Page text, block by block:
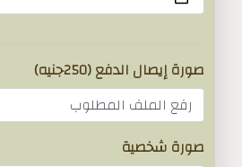
صورة إيصال الدفع (250جنيه)
رفع الملف المطلوب
صورة شخصية